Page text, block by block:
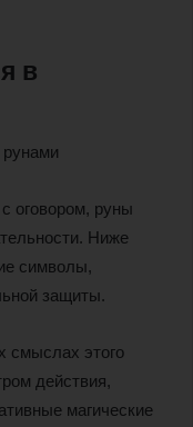
в
оговором, руны
Ниже
символы,
защиты.
смыслах этого
действия,
магические